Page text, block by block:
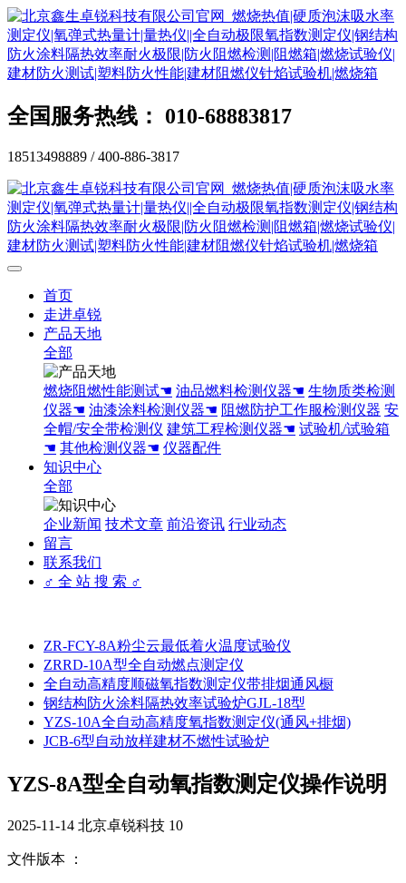
全国服务热线： 010-68883817
18513498889 / 400-886-3817
首页
走进卓锐
产品天地
全部
燃烧阻燃性能测试☚ 油品燃料检测仪器☚ 生物质类检测
仪器☚ 油漆涂料检测仪器☚ 阻燃防护工作服检测仪器 安
全帽/安全带检测仪 建筑工程检测仪器☚ 试验机/试验箱
☚ 其他检测仪器☚ 仪器配件
知识中心
全部
企业新闻 技术文章 前沿资讯 行业动态
留言
联系我们
♂ 全 站 搜 索 ♂
ZR-FCY-8A粉尘云最低着火温度试验仪
ZRRD-10A型全自动燃点测定仪
全自动高精度顺磁氧指数测定仪带排烟通风橱
钢结构防火涂料隔热效率试验炉GJL-18型
YZS-10A全自动高精度氧指数测定仪(通风+排烟)
JCB-6型自动放样建材不燃性试验炉
YZS-8A型全自动氧指数测定仪操作说明
2025-11-14 北京卓锐科技 10
文件版本 ：